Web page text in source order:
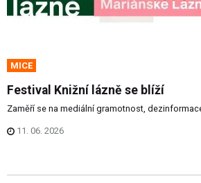
MICE
Festival Knižní lázně se blíží
Zaměří se na mediální gramotnost,
11. 06. 2026